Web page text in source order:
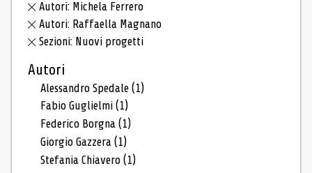
Autori: Michela Ferrero
Autori: Raffaella Magnano
Sezioni: Nuovi progetti
Autori
Alessandro Spedale(1)
Fabio Guglielmi(1)
Federico Borgna(1)
Giorgio Gazzera(1)
Stefania Chiavero(1)